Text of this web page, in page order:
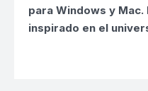
para Windows y
inspirado en el